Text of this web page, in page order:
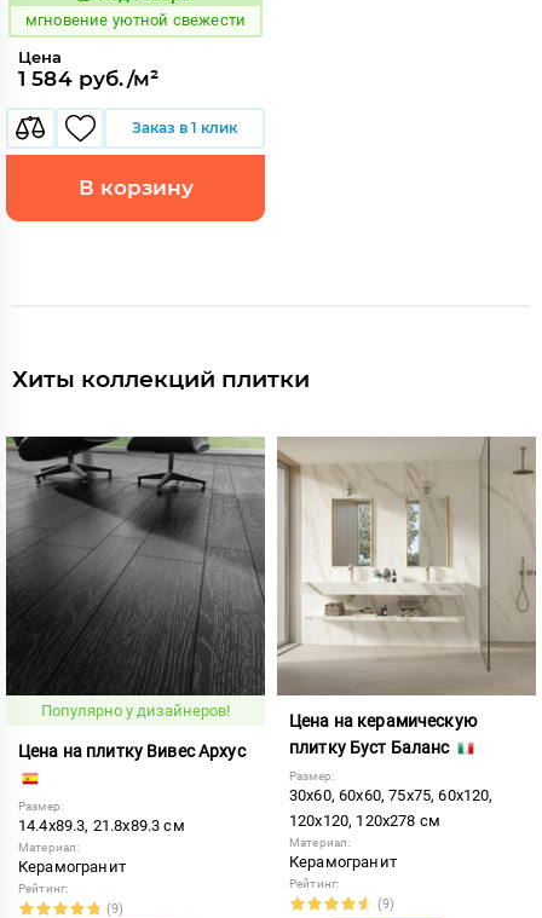
мгновение уютной свежести
Цена
1 584 руб./м²
Заказ в 1 клик
В корзину
Хиты коллекций плитки
Популярно у дизайнеров!
Цена на плитку Вивес Архус
Размер:
14.4x89.3, 21.8x89.3 см
Материал:
Керамогранит
Рейтинг:
(9)
Цена на керамическую
плитку Буст Баланс
Размер:
30x60, 60x60, 75x75, 60x120,
120x120, 120x278 см
Материал:
Керамогранит
Рейтинг:
(9)